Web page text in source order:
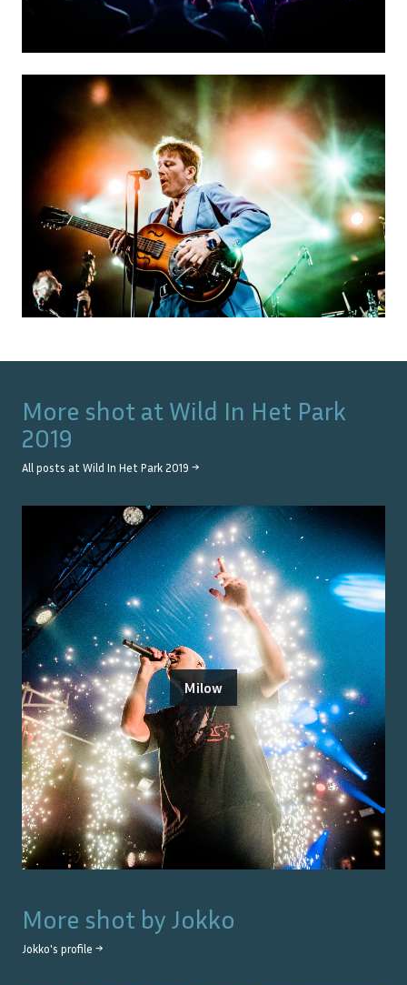
More shot at Wild In Het Park
2019
All posts at Wild In Het Park 2019 →
Milow
More shot by Jokko
Jokko's profile →